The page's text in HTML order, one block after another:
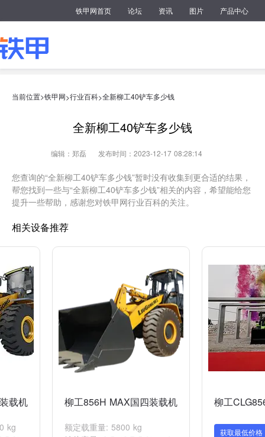
铁甲网首页 论坛 资讯 图片 产品中心
当前位置>铁甲网>行业百科>全新柳工40铲车多少钱
全新柳工40铲车多少钱
编辑：郑磊 发布时间：2023-12-17 08:28:14
您查询的“全新柳工40铲车多少钱”暂时没有收集到更合适的结果，
帮您找到一些与“全新柳工40铲车多少钱”相关的内容，希望能给您
提升一些帮助，感谢您对铁甲网行业百科的关注。
相关设备推荐
载机
kg
柳工856H MAX国四装载机
额定载重量: 5800 kg
柳工
获取最低价格